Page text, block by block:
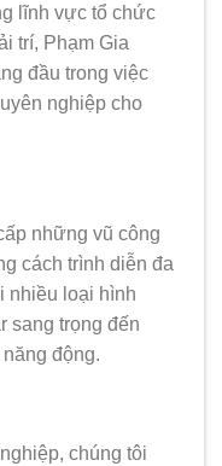
lĩnh vực tổ chức
trí, Phạm Gia
đầu trong việc
nghiệp cho
những vũ công
cách trình diễn đa
nhiều loại hình
sang trọng đến
động.
chúng tôi